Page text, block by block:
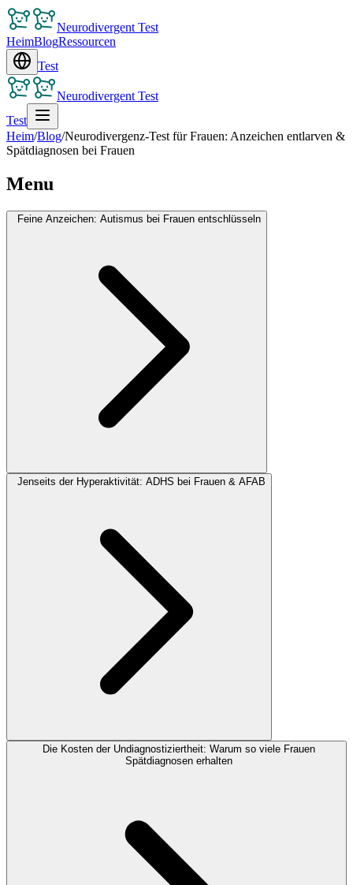
Neurodivergent Test
HeimBlogRessourcen
Test
Neurodivergent Test
Test
Heim/Blog/Neurodivergenz-Test für Frauen: Anzeichen entlarven &
Spätdiagnosen bei Frauen
Menu
Feine Anzeichen: Autismus bei Frauen entschlüsseln
Jenseits der Hyperaktivität: ADHS bei Frauen & AFAB
Die Kosten der Undiagnostiziertheit: Warum so viele Frauen
Spätdiagnosen erhalten